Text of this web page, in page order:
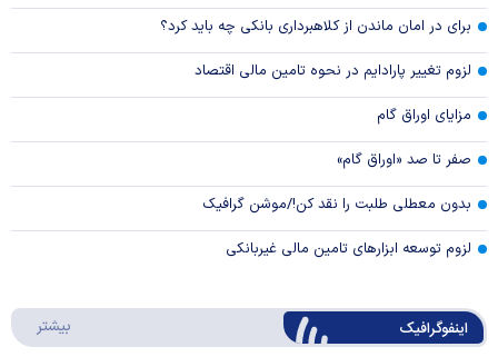
برای در امان ماندن از کلاهبرداری بانکی چه باید کرد؟
لزوم تغییر پارادایم در نحوه تامین مالی اقتصاد
مزایای اوراق گام
صفر تا صد «اوراق گام»
بدون معطلی طلبت را نقد کن!/موشن گرافیک
لزوم توسعه ابزارهای تامین مالی غیربانکی
اینفوگرافیک بیشتر